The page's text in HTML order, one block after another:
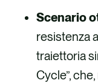
Scenario
resistenza
traiettoria
Cycle”,